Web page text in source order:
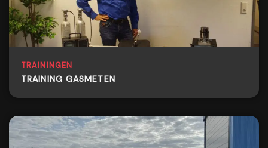
TRAININGEN
TRAINING GASMETEN